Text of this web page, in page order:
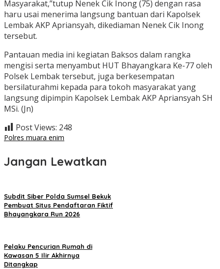
Masyarakat,”tutup Nenek Cik Inong (75) dengan rasa
haru usai menerima langsung bantuan dari Kapolsek
Lembak AKP Apriansyah, dikediaman Nenek Cik Inong
tersebut.
Pantauan media ini kegiatan Baksos dalam rangka
mengisi serta menyambut HUT Bhayangkara Ke-77 oleh
Polsek Lembak tersebut, juga berkesempatan
bersilaturahmi kepada para tokoh masyarakat yang
langsung dipimpin Kapolsek Lembak AKP Apriansyah SH
MSi. (Jn)
Post Views: 248
Polres muara enim
Jangan Lewatkan
Subdit Siber Polda Sumsel Bekuk
Pembuat Situs Pendaftaran Fiktif
Bhayangkara Run 2026
Pelaku Pencurian Rumah di
Kawasan 5 Ilir Akhirnya
Ditangkap